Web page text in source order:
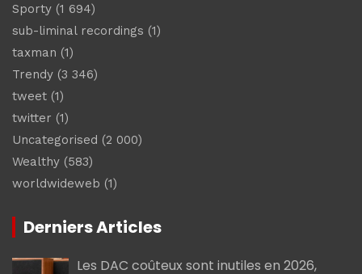
Sporty (1 694)
sub-liminal recordings (1)
taxman (1)
Trendy (3 346)
tweet (1)
twitter (1)
Uncategorised (2 000)
Wealthy (583)
worldwideweb (1)
Derniers Articles
Les DAC coûteux sont inutiles en 2026,